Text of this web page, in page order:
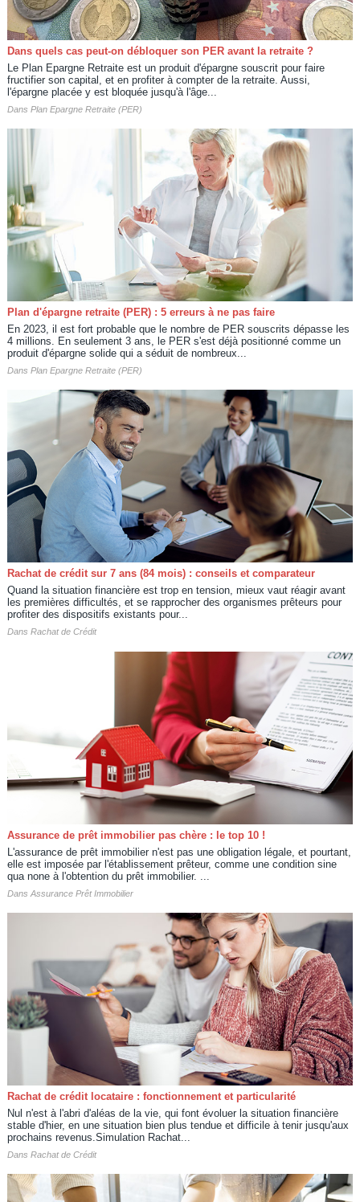
Dans quels cas peut-on débloquer son PER avant la retraite ?
Le Plan Epargne Retraite est un produit d'épargne souscrit pour faire
fructifier son capital, et en profiter à compter de la retraite. Aussi,
l'épargne placée y est bloquée jusqu'à l'âge...
Dans Plan Epargne Retraite (PER)
Plan d'épargne retraite (PER) : 5 erreurs à ne pas faire
En 2023, il est fort probable que le nombre de PER souscrits dépasse les
4 millions. En seulement 3 ans, le PER s'est déjà positionné comme un
produit d'épargne solide qui a séduit de nombreux...
Dans Plan Epargne Retraite (PER)
Rachat de crédit sur 7 ans (84 mois) : conseils et comparateur
Quand la situation financière est trop en tension, mieux vaut réagir avant
les premières difficultés, et se rapprocher des organismes prêteurs pour
profiter des dispositifs existants pour...
Dans Rachat de Crédit
Assurance de prêt immobilier pas chère : le top 10 !
L'assurance de prêt immobilier n'est pas une obligation légale, et pourtant,
elle est imposée par l'établissement prêteur, comme une condition sine
qua none à l'obtention du prêt immobilier. ...
Dans Assurance Prêt Immobilier
Rachat de crédit locataire : fonctionnement et particularité
Nul n'est à l'abri d'aléas de la vie, qui font évoluer la situation financière
stable d'hier, en une situation bien plus tendue et difficile à tenir jusqu'aux
prochains revenus.Simulation Rachat...
Dans Rachat de Crédit